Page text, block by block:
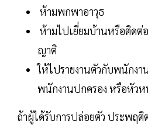
ห้ามพกพาอาวุธ
ห้ามไปเยี่ยมบ้านหรือติด
ญาติ
ให้ไปรายงานตัวกับพนักงา
พนักงานปกครอง หรือหัว
ถ้าผู้ได้รับการปล่อยตัว ประพฤติ